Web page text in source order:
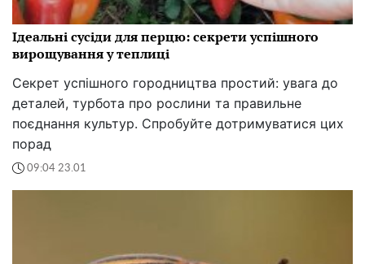
Ідеальні сусіди для перцю: секрети успішного
вирощування у теплиці
Секрет успішного городництва простий: увага до
деталей, турбота про рослини та правильне
поєднання культур. Спробуйте дотримуватися цих
порад
09:04 23.01